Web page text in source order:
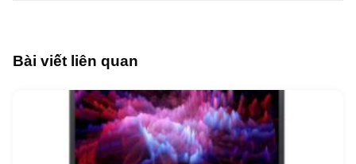
Bài viết liên quan